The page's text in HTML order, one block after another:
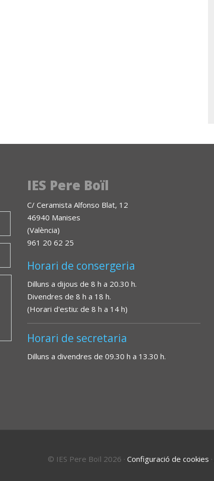
IES Pere Boïl
C/ Ceramista Alfonso Blat, 12
46940 Manises
(València)
961 20 62 25
Horari de consergeria
Dilluns a dijous de 8 h a 20.30 h.
Divendres de 8 h a 18 h.
(Horari d'estiu: de 8 h a 14 h)
Horari de secretaria
Dilluns a divendres de 09.30 h a 13.30 h.
© IES Pere Boïl 2026 · Configuració de cookies ·